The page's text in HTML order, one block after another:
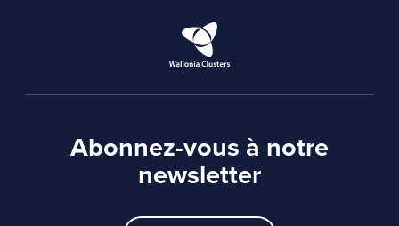
Abonnez-vous à notre
newsletter